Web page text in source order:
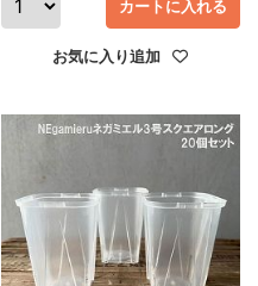
カートに入れる
お気に入り追加